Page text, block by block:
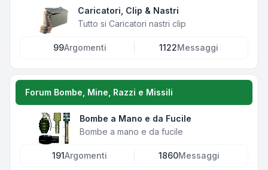
Caricatori, Clip & Nastri
Tutto si Caricatori nastri clip
99Argomenti 1122Messaggi
Forum Bombe, Mine, Razzi e Missili
Bombe a Mano e da Fucile
Bombe a mano e da fucile
191Argomenti 1860Messaggi